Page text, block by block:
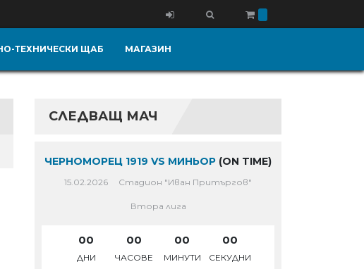
ТЕХНИЧЕСКИ ЩАБ МАГАЗИН
СЛЕДВАЩ МАЧ
ЧЕРНОМОРЕЦ 1919 VS МИНЬОР (ON TIME)
15.02.2026 Стадион "Иван Притъргов"
Втора лига
00
ДНИ
00
ЧАСОВЕ
00
МИНУТИ
00
СЕКУДНИ